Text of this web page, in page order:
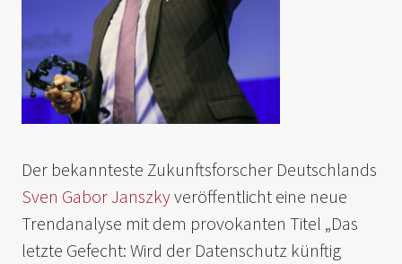
Der bekannteste Zukunftsforscher Deutschlands
Sven Gabor Janszkyveröffentlicht eine neue
Trendanalyse mit dem provokanten Titel „Das
letzte Gefecht: Wird der Datenschutz künftig